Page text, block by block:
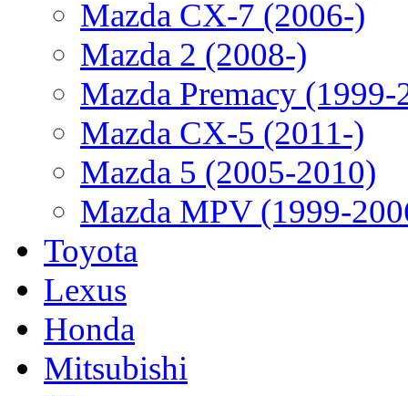
Mazda CX-7 (2006-)
Mazda 2 (2008-)
Mazda Premacy (1999-
Mazda CX-5 (2011-)
Mazda 5 (2005-2010)
Mazda MPV (1999-
Toyota
Lexus
Honda
Mitsubishi